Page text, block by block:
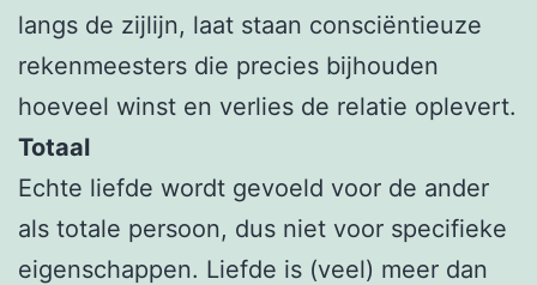
langs de zijlijn, laat staan consciëntieuze
rekenmeesters die precies bijhouden
hoeveel winst en verlies de relatie oplevert.
Totaal
Echte liefde wordt gevoeld voor de ander
als totale persoon, dus niet voor specifieke
eigenschappen. Liefde is (veel) meer dan